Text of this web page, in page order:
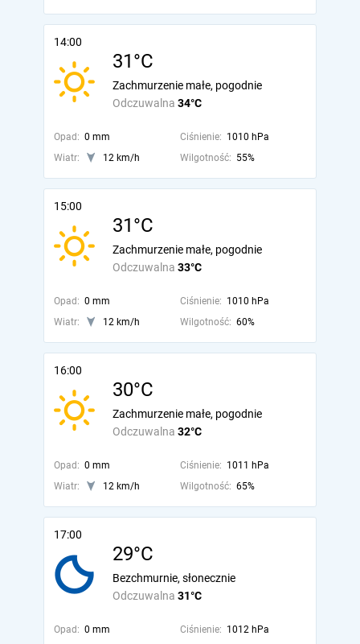
14:00
31°C
Odczuwalna 34°C
Zachmurzenie małe, pogodnie
Opad: 0 mm Ciśnienie: 1010 hPa
Wiatr:
12 km/h Wilgotność: 55%
15:00
31°C
Odczuwalna 33°C
Zachmurzenie małe, pogodnie
Opad: 0 mm Ciśnienie: 1010 hPa
Wiatr:
12 km/h Wilgotność: 60%
16:00
30°C
Odczuwalna 32°C
Zachmurzenie małe, pogodnie
Opad: 0 mm Ciśnienie: 1011 hPa
Wiatr:
12 km/h Wilgotność: 65%
17:00
29°C
Odczuwalna 31°C
Bezchmurnie, słonecznie
Opad: 0 mm Ciśnienie: 1012 hPa